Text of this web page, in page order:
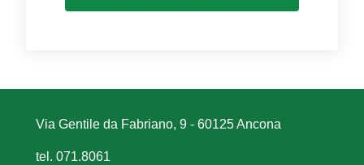
Via Gentile da Fabriano, 9 - 60125 Ancona
tel. 071.8061